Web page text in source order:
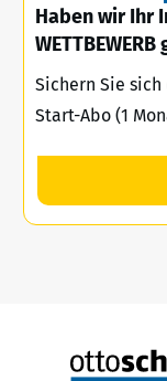
Haben wir Ihr
Sichern Sie
Start-Abo (1